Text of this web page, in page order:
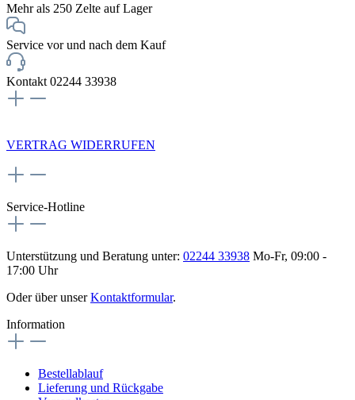
Mehr als 250 Zelte auf Lager
Service vor und nach dem Kauf
Kontakt 02244 33938
VERTRAG WIDERRUFEN
Service-Hotline
Unterstützung und Beratung unter: 02244 33938 Mo-Fr, 09:00 -
17:00 Uhr
Oder über unserKontaktformular.
Information
Bestellablauf
Lieferung und Rückgabe